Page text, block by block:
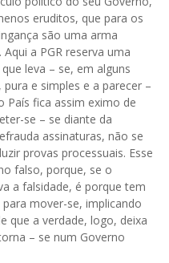
eruditos, que para os
são uma arma
a PGR reserva uma
leva – se, em alguns
e simples e a parecer –
País fica assim eximo de
se – se diante da
assinaturas, não se
provas processuais. Esse
falso, porque, se o
a falsidade, é porque tem
mover-se, implicando
que a verdade, logo, deixa
– se num Governo